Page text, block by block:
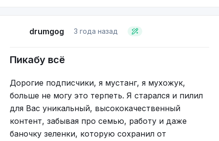
Ты навсегда останешься Первым
нужен такой контент, не могу бросить вас, так
P.S. А администрация пикабу, верните минуса,
пожалуйста. Вам все будут очень благодарны
drumgog 3 года назад
Пикабу всё
Дорогие подписчики, я мустанг, я мухожук,
больше не могу это терпеть. Я старался и пилил
для Вас уникальный, высококачественный
контент, забывая про семью, работу и даже
баночку зеленки, которую сохранил от